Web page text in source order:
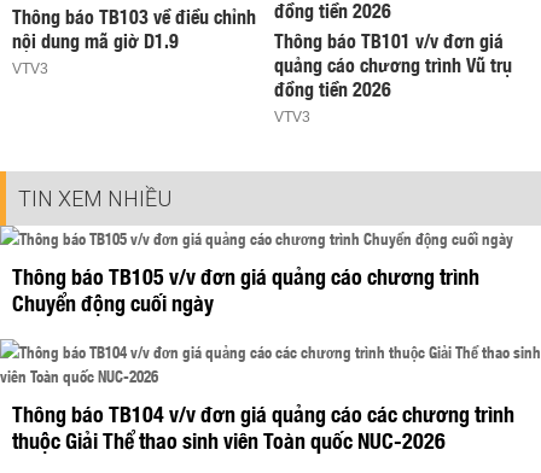
Thông báo TB103 về điều chỉnh
nội dung mã giờ D1.9
VTV3
Thông báo TB101 v/v đơn giá
quảng cáo chương trình Vũ trụ
đồng tiền 2026
VTV3
TIN XEM NHIỀU
Thông báo TB105 v/v đơn giá quảng cáo chương trình
Chuyển động cuối ngày
Thông báo TB104 v/v đơn giá quảng cáo các chương trình
thuộc Giải Thể thao sinh viên Toàn quốc NUC-2026